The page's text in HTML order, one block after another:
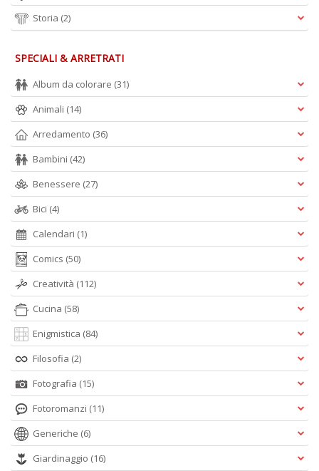
Storia (2)
SPECIALI & ARRETRATI
Album da colorare (31)
Animali (14)
Arredamento (36)
Bambini (42)
Benessere (27)
Bici (4)
Calendari (1)
Comics (50)
Creatività (112)
Cucina (58)
Enigmistica (84)
Filosofia (2)
Fotografia (15)
Fotoromanzi (11)
Generiche (6)
Giardinaggio (16)